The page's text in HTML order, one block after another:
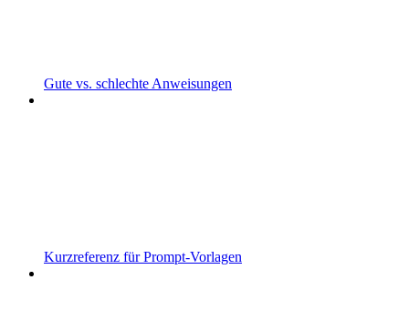
Gute vs. schlechte Anweisungen
Kurzreferenz für Prompt-Vorlagen